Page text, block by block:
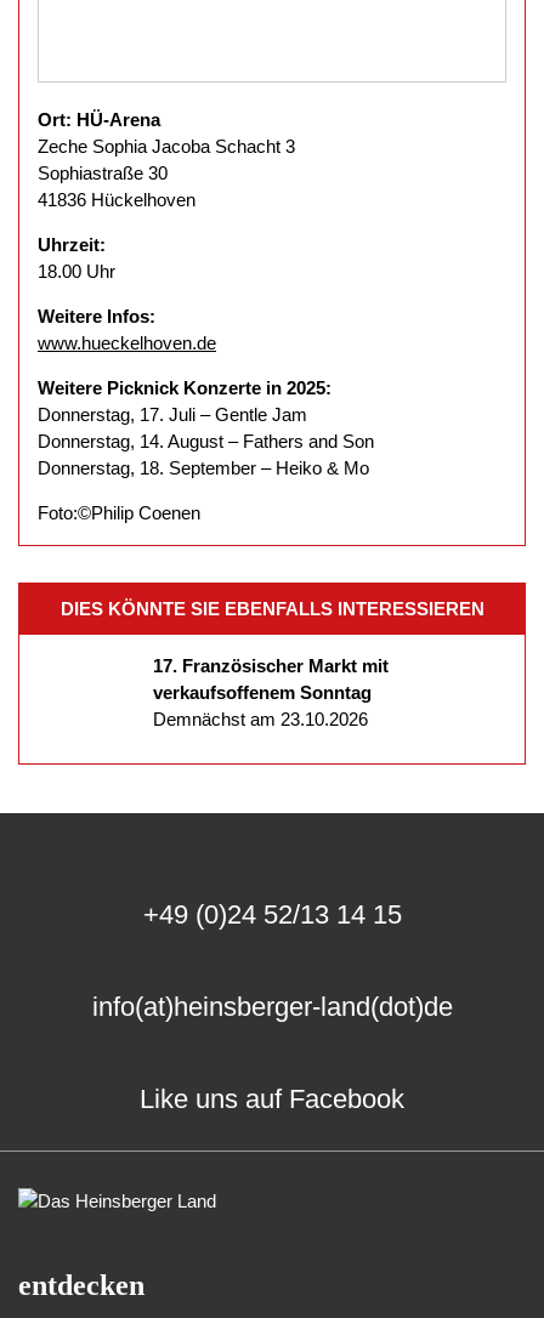
Ort: HÜ-Arena
Zeche Sophia Jacoba Schacht 3
Sophiastraße 30
41836 Hückelhoven
Uhrzeit:
18.00 Uhr
Weitere Infos:
www.hueckelhoven.de
Weitere Picknick Konzerte in 2025:
Donnerstag, 17. Juli – Gentle Jam
Donnerstag, 14. August – Fathers and Son
Donnerstag, 18. September – Heiko & Mo
Foto:©Philip Coenen
DIES KÖNNTE SIE EBENFALLS INTERESSIEREN
17. Französischer Markt mit
verkaufsoffenem Sonntag
Demnächst am 23.10.2026
+49 (0)24 52/13 14 15
info(at)heinsberger-land(dot)de
Like uns auf Facebook
entdecken